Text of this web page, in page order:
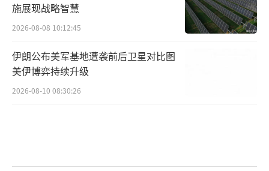
施展现战略智慧
2026-08-08 10:12:45
伊朗公布美军基地遭袭前后卫星对比图
美伊博弈持续升级
2026-08-10 08:30:26